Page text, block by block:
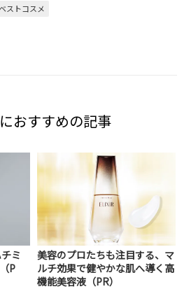
ストコスメ
おすすめの記事
ミ
P
美容のプロたちも注目する、マ
ルチ効果で健やかな肌へ導く高
機能美容液（PR）